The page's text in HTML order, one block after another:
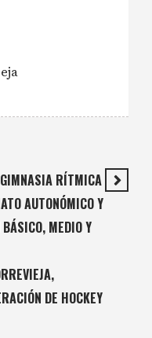
RÍTMICA
AUTONÓMICO Y
MEDIO Y
DE HOCKEY